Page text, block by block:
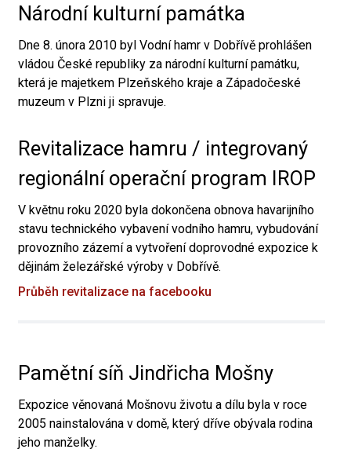
Národní kulturní památka
Dne 8. února 2010 byl Vodní hamr v Dobřívě prohlášen
vládou České republiky za národní kulturní památku,
která je majetkem Plzeňského kraje a Západočeské
muzeum v Plzni ji spravuje.
Revitalizace hamru / integrovaný
regionální operační program IROP
V květnu roku 2020 byla dokončena obnova havarijního
stavu technického vybavení vodního hamru, vybudování
provozního zázemí a vytvoření doprovodné expozice k
dějinám železářské výroby v Dobřívě.
Průběh revitalizace na facebooku
Pamětní síň Jindřicha Mošny
Expozice věnovaná Mošnovu životu a dílu byla v roce
2005 nainstalována v domě, který dříve obývala rodina
jeho manželky.